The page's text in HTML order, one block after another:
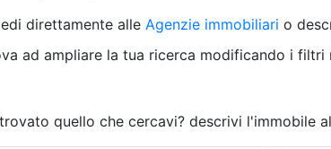
Rustico/Casale
Camera d'Albergo
Box/Garage
direttamente alle Agenzie immobiliari o
ad ampliare la tua ricerca modificando i filtri
quello che cercavi? descrivi l'immobile